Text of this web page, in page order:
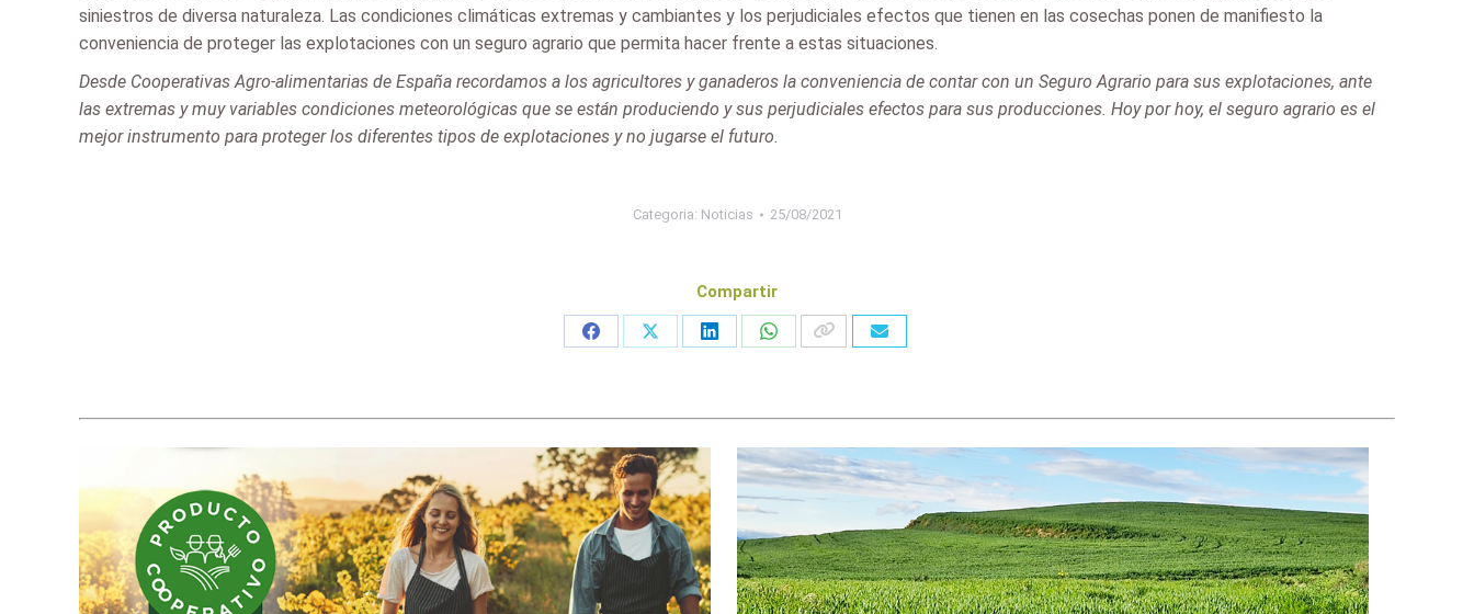
siniestros de diversa naturaleza. Las condiciones climáticas extremas y cambiantes y los perjudiciales efectos que tienen en las cosechas ponen de manifiesto la
conveniencia de proteger las explotaciones con un seguro agrario que permita hacer frente a estas situaciones.
Desde Cooperativas Agro-alimentarias de España recordamos a los agricultores y ganaderos la conveniencia de contar con un Seguro Agrario para sus explotaciones, ante
las extremas y muy variables condiciones meteorológicas que se están produciendo y sus perjudiciales efectos para sus producciones. Hoy por hoy, el seguro agrario es el
mejor instrumento para proteger los diferentes tipos de explotaciones y no jugarse el futuro.
Categoria: Noticias 25/08/2021
Compartir
Share
Share
Share
Share